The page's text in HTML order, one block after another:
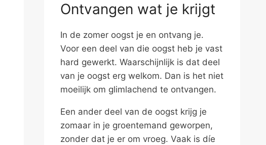
Ontvangen wat je krijgt
In de zomer oogst je en ontvang je.
Voor een deel van die oogst heb je vast
hard gewerkt. Waarschijnlijk is dat deel
van je oogst erg welkom. Dan is het niet
moeilijk om glimlachend te ontvangen.
Een ander deel van de oogst krijg je
zomaar in je groentemand geworpen,
zonder dat je er om vroeg. Vaak is díe